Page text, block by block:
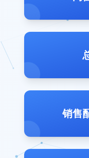
销售